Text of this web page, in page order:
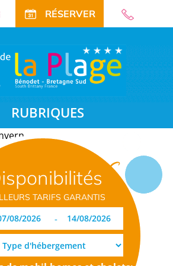
RÉSERVER
RUBRIQUES
TARIFS GARANTIS
-